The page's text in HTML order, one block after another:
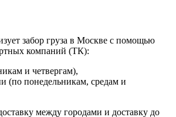
забор груза в Москве с помощью
компаний (ТК):
и четвергам),
(по понедельникам, средам и
между городами и доставку до